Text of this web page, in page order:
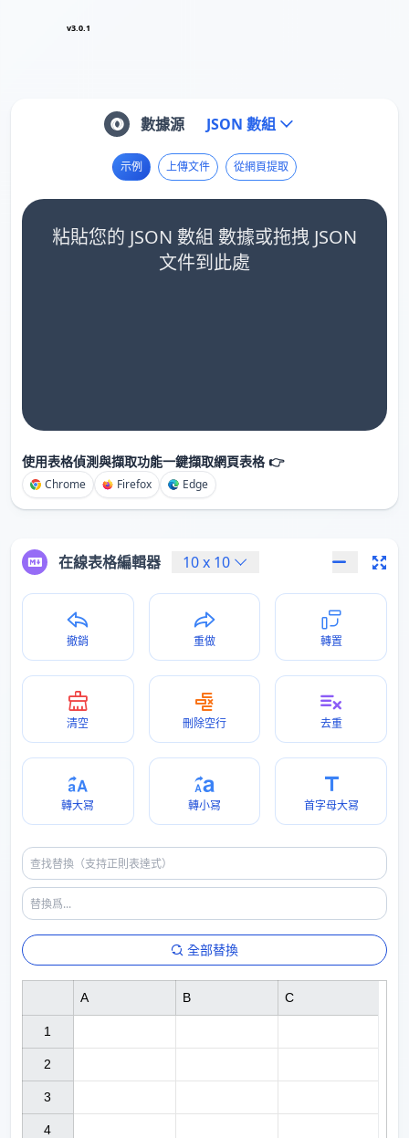
v3.0.1
數據源 JSON 數組
示例 上傳文件 從網頁提取
粘貼您的 JSON 數組 數據或拖拽 JSON
文件到此處
使用表格偵測與擷取功能一鍵擷取網頁表格 👉
Chrome Firefox Edge
在線表格編輯器 10x 10
撤銷 重做 轉置
清空 刪除空行 去重
轉大冩 轉小冩 首字母大冩
全部替換
1
2
3
4
A B C